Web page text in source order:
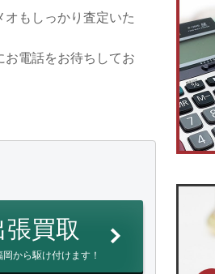
もしっかり査定いた
電話をお待ちしてお
張買取
から駆け付けます！